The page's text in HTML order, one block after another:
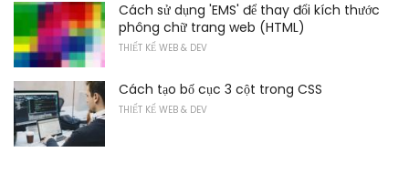
Cách sử dụng 'EMS' để thay đổi kích thước
phông chữ trang web (HTML)
THIẾT KẾ WEB & DEV
Cách tạo bố cục 3 cột trong CSS
THIẾT KẾ WEB & DEV